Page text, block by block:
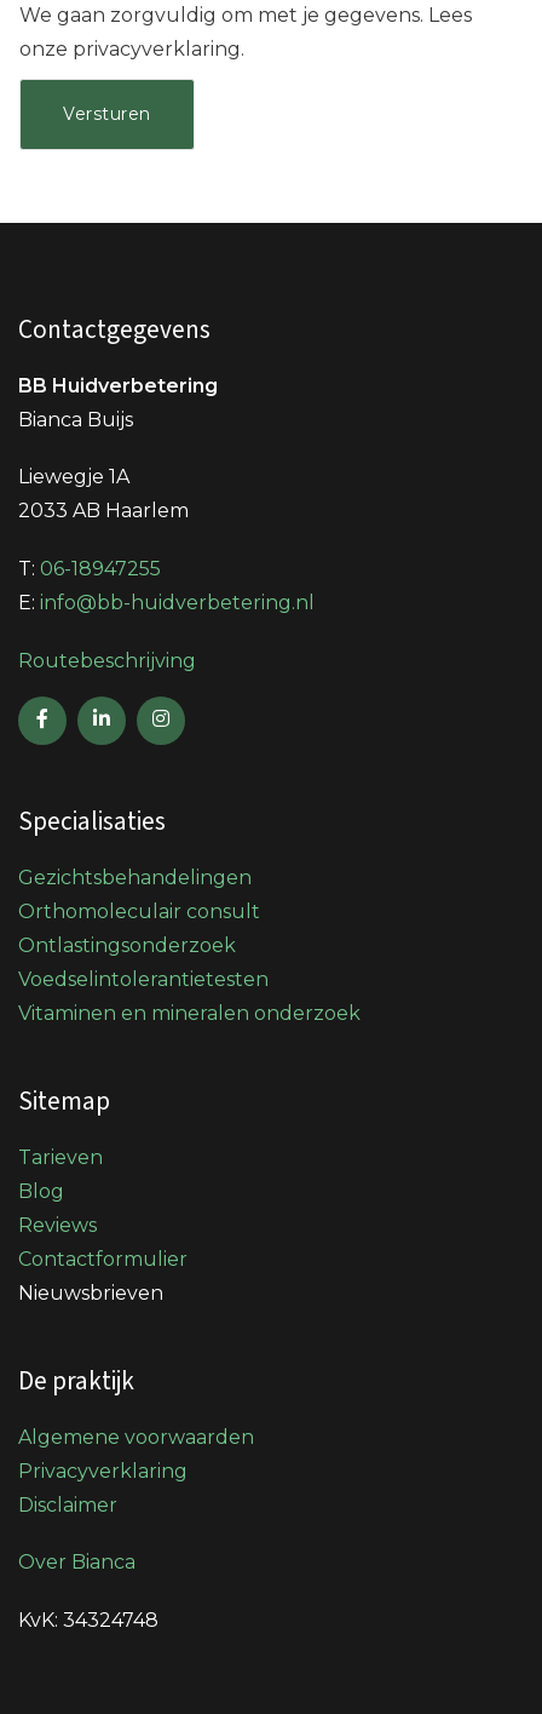
We gaan zorgvuldig om met je gegevens. Lees
onze privacyverklaring.
Contactgegevens
BB Huidverbetering
Bianca Buijs
Liewegje 1A
2033 AB Haarlem
T: 06-18947255
E: info@bb-huidverbetering.nl
Routebeschrijving
Specialisaties
Gezichtsbehandelingen
Orthomoleculair consult
Ontlastingsonderzoek
Voedselintolerantietesten
Vitaminen en mineralen onderzoek
Sitemap
Tarieven
Blog
Reviews
Contactformulier
Nieuwsbrieven
De praktijk
Algemene voorwaarden
Privacyverklaring
Disclaimer
Over Bianca
KvK: 34324748